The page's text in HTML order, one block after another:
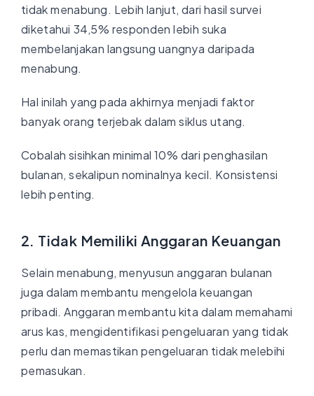
tidak menabung. Lebih lanjut, dari hasil survei
diketahui 34,5% responden lebih suka
membelanjakan langsung uangnya daripada
menabung.
Hal inilah yang pada akhirnya menjadi faktor
banyak orang terjebak dalam siklus utang.
Cobalah sisihkan minimal 10% dari penghasilan
bulanan, sekalipun nominalnya kecil. Konsistensi
lebih penting.
2. Tidak Memiliki Anggaran Keuangan
Selain menabung, menyusun anggaran bulanan
juga dalam membantu mengelola keuangan
pribadi. Anggaran membantu kita dalam memahami
arus kas, mengidentifikasi pengeluaran yang tidak
perlu dan memastikan pengeluaran tidak melebihi
pemasukan.